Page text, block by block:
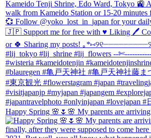
Happy Spring 🌸🌷🌸 My parents are arriving